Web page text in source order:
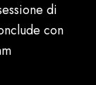
di
con